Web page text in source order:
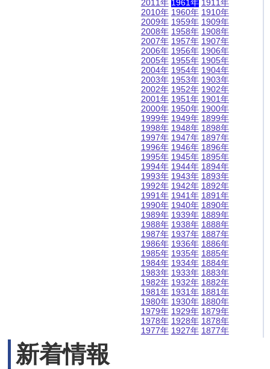
2011年
2010年
2009年
2008年
2007年
2006年
2005年
2004年
2003年
2002年
2001年
2000年
1999年
1998年
1997年
1996年
1995年
1994年
1993年
1992年
1991年
1990年
1989年
1988年
1987年
1986年
1985年
1984年
1983年
1982年
1981年
1980年
1979年
1978年
1977年
1961年
1960年
1959年
1958年
1957年
1956年
1955年
1954年
1953年
1952年
1951年
1950年
1949年
1948年
1947年
1946年
1945年
1944年
1943年
1942年
1941年
1940年
1939年
1938年
1937年
1936年
1935年
1934年
1933年
1932年
1931年
1930年
1929年
1928年
1927年
1911年
1910年
1909年
1908年
1907年
1906年
1905年
1904年
1903年
1902年
1901年
1900年
1899年
1898年
1897年
1896年
1895年
1894年
1893年
1892年
1891年
1890年
1889年
1888年
1887年
1886年
1885年
1884年
1883年
1882年
1881年
1880年
1879年
1878年
1877年
新着情報